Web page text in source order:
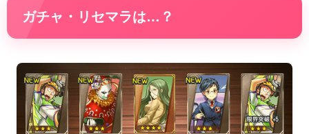
ガチャ・リセマラは…？